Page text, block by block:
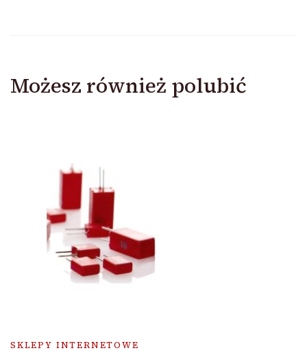
Możesz również polubić
SKLEPY INTERNETOWE